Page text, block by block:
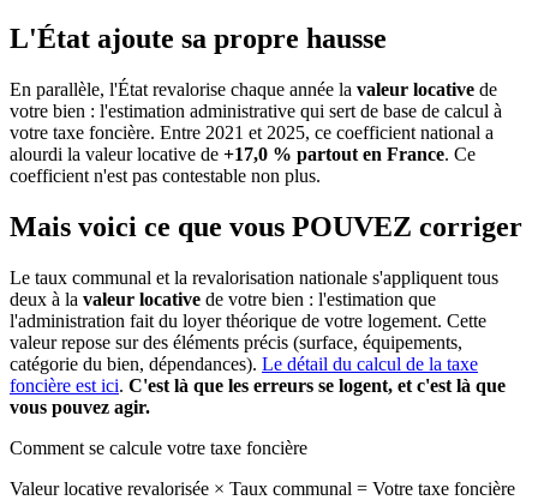
L'État ajoute sa propre hausse
En parallèle, l'État revalorise chaque année la valeur locative de
votre bien : l'estimation administrative qui sert de base de calcul à
votre taxe foncière. Entre 2021 et 2025, ce coefficient national a
alourdi la valeur locative de +17,0 % partout en France. Ce
coefficient n'est pas contestable non plus.
Mais voici ce que vous POUVEZ corriger
Le taux communal et la revalorisation nationale s'appliquent tous
deux à la valeur locative de votre bien : l'estimation que
l'administration fait du loyer théorique de votre logement. Cette
valeur repose sur des éléments précis (surface, équipements,
catégorie du bien, dépendances). Le détail du calcul de la taxe
foncière est ici. C'est là que les erreurs se logent, et c'est là que
vous pouvez agir.
Comment se calcule votre taxe foncière
Valeur locative revalorisée × Taux communal = Votre taxe foncière